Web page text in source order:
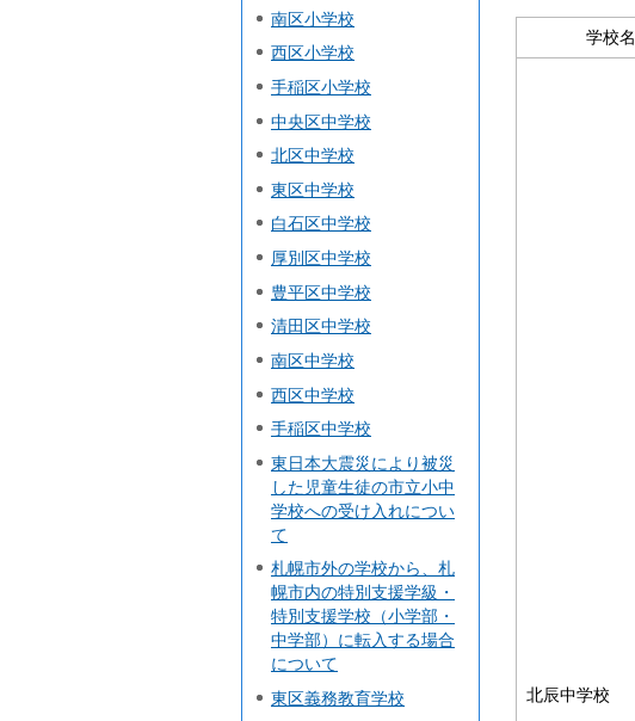
南区小学校
西区小学校
手稲区小学校
中央区中学校
北区中学校
東区中学校
白石区中学校
厚別区中学校
豊平区中学校
清田区中学校
南区中学校
西区中学校
手稲区中学校
東日本大震災により被災
した児童生徒の市立小中
学校への受け入れについ
て
札幌市外の学校から、札
幌市内の特別支援学級・
特別支援学校（小学部・
中学部）に転入する場合
について
東区義務教育学校
学校名
北辰中学校